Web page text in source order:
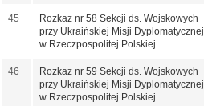
45
Rozkaz nr 58 Sekcji ds. Wojskowych
przy Ukraińskiej Misji Dyplomatycznej
w Rzeczpospolitej Polskiej
46
Rozkaz nr 59 Sekcji ds. Wojskowych
przy Ukraińskiej Misji Dyplomatycznej
w Rzeczpospolitej Polskiej